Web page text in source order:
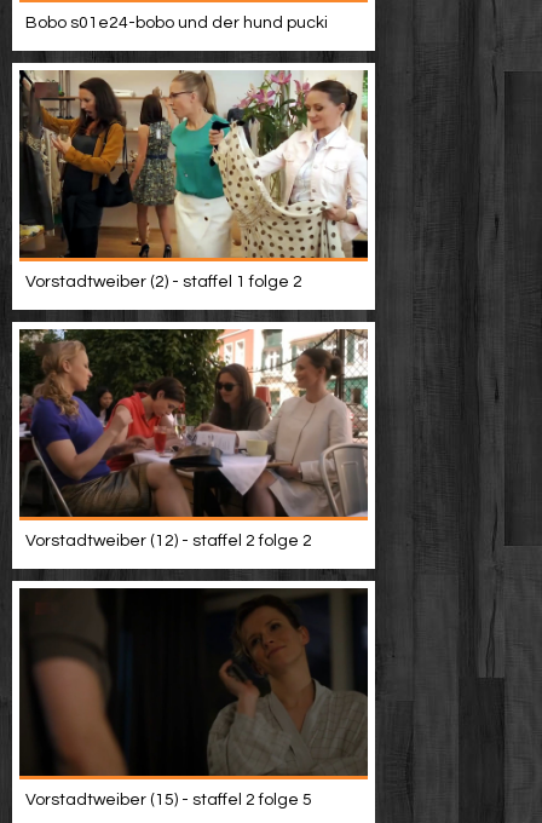
Bobo s01e24-bobo und der hund pucki
Vorstadtweiber (2) - staffel 1 folge 2
Vorstadtweiber (12) - staffel 2 folge 2
Vorstadtweiber (15) - staffel 2 folge 5